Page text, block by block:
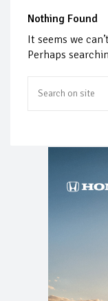
Nothing Found
It seems we
Perhaps